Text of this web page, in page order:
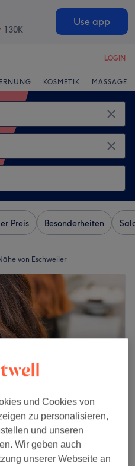
130K
Use app
LOGIN
KOSMETIK MASSAGE
Preis Besonderheiten
von Eschweiler
und Cookies von
zu personalisieren,
und unseren
Wir geben auch
unserer Webseite an